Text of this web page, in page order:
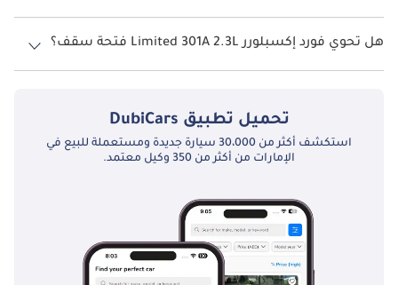
نظام الدفع في فورد إكسبلورر Four Wheel Drive Limited 301A 2.3L.
هل تحوي فورد إكسبلورر Limited 301A 2.3L فتحة سقف؟
نعم توفر فورد إكسبلورر Limited 301A 2.3L فتحة السقف كخيار.
تحميل تطبيق DubiCars
استكشف أكثر من 30،000 سيارة جديدة ومستعملة للبيع في
الإمارات من أكثر من 350 وكيل معتمد.